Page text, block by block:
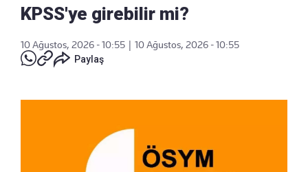
KPSS'ye girebilir mi?
10 Ağustos, 2026 - 10:55
10 Ağustos, 2026 - 10:55
Paylaş